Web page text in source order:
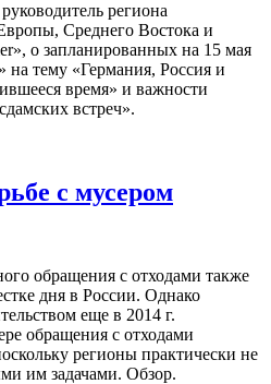
региона
Среднего Востока и
о запланированных на 15 мая
на тему «Германия, Россия и
время» и важности
встреч».
с мусером
обращения с отходами также
дня в России. Однако
еще в 2014 г.
обращения с отходами
регионы практически не
им задачами. Обзор.